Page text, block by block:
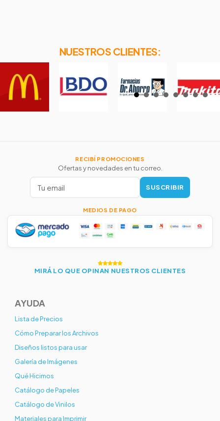
NUESTROS CLIENTES:
RECIBÍ PROMOCIONES
Ofertas y novedades en tu correo.
SUSCRIBIR
MEDIOS DE PAGO
MIRÁ LO QUE OPINAN NUESTROS CLIENTES
AYUDA
Lista de Precios
Cómo Preparar los Archivos
Diseños listos para usar
Galería de Imágenes
Qué Hicimos
Catálogo de Papeles
Catálogo de Vinilos
Materiales para Imprimir